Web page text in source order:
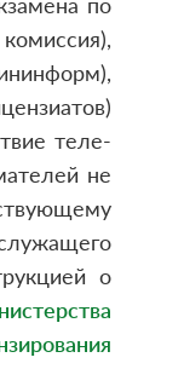
теле-
не
о